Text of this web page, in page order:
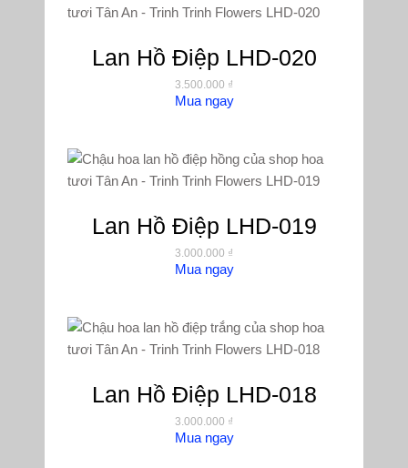
theo
mới
nhất
Lan Hồ Điệp LHD-020
3.500.000 ₫
Mua ngay
Lan Hồ Điệp LHD-019
3.000.000 ₫
Mua ngay
Lan Hồ Điệp LHD-018
3.000.000 ₫
Mua ngay